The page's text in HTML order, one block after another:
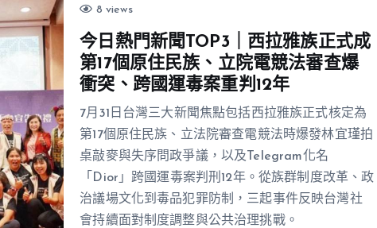
8 views
今日熱門新聞TOP3｜西拉雅族正式成
第17個原住民族、立院電競法審查爆
衝突、跨國運毒案重判12年
7月31日台灣三大新聞焦點包括西拉雅族正式核定為
第17個原住民族、立法院審查電競法時爆發林宜瑾拍
桌敲麥與失序問政爭議，以及Telegram化名
「Dior」跨國運毒案判刑12年。從族群制度改革、政
治議場文化到毒品犯罪防制，三起事件反映台灣社
會持續面對制度調整與公共治理挑戰。